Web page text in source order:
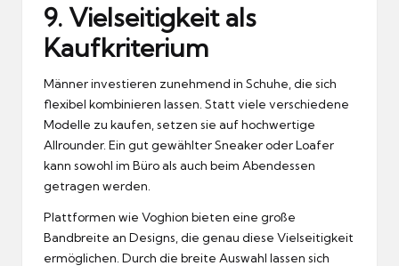
9. Vielseitigkeit als
Kaufkriterium
Männer investieren zunehmend in Schuhe, die sich
flexibel kombinieren lassen. Statt viele verschiedene
Modelle zu kaufen, setzen sie auf hochwertige
Allrounder. Ein gut gewählter Sneaker oder Loafer
kann sowohl im Büro als auch beim Abendessen
getragen werden.
Plattformen wie Voghion bieten eine große
Bandbreite an Designs, die genau diese Vielseitigkeit
ermöglichen. Durch die breite Auswahl lassen sich